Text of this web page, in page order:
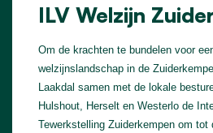
ILV Welzijn
Om de krachten te bundelen voor
welzijnslandschap in de
Laakdal samen met de lokale
Hulshout, Herselt en Westerlo de
Tewerkstelling Zuiderkempen om tot